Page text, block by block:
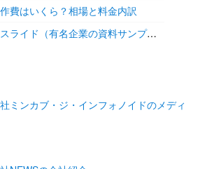
費はいくら？相場と料金内訳
今すぐ真似たいお手本スライド（有名企業の資料サンプル11選）
ミンカブ・ジ・インフォノイドのメディ